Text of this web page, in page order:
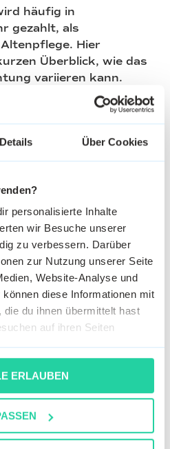
Details Über Cookies
personalisierte Inhalte
wir Besuche unserer
zu verbessern. Darüber
zur Nutzung unserer Seite
Website-Analyse und
diese Informationen mit
du ihnen übermittelt hast
auf ihren Seiten
ERLAUBEN
häufig in
gezahlt, als
Hier
Überblick, wie das
variieren kann.
die Befragung von 1.788
durch JobMatch.
Ø gebotenes Gehalt
(Brutto/Monat)
2.774€
3.193€
2.385€
mit
Ø gebotenes Gehalt
(Brutto/Monat)